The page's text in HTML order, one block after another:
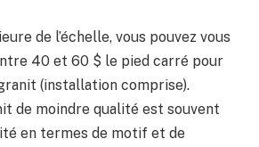
de l’échelle, vous pouvez vous
40 et 60 $ le pied carré pour
(installation comprise).
de moindre qualité est souvent
en termes de motif et de